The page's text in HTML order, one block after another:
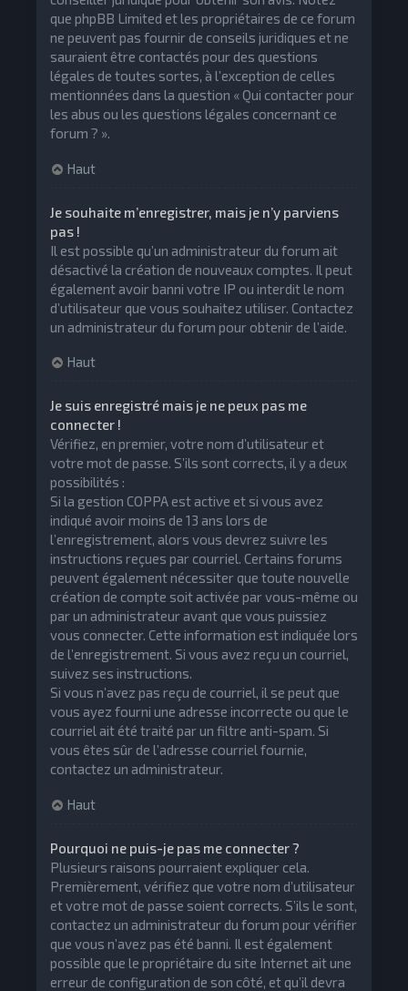
que phpBB Limited et les propriétaires de ce forum
ne peuvent pas fournir de conseils juridiques et ne
sauraient être contactés pour des questions
légales de toutes sortes, à l’exception de celles
mentionnées dans la question « Qui contacter pour
les abus ou les questions légales concernant ce
forum ? ».
Haut
Je souhaite m’enregistrer, mais je n’y parviens
pas !
Il est possible qu’un administrateur du forum ait
désactivé la création de nouveaux comptes. Il peut
également avoir banni votre IP ou interdit le nom
d’utilisateur que vous souhaitez utiliser. Contactez
un administrateur du forum pour obtenir de l’aide.
Haut
Je suis enregistré mais je ne peux pas me
connecter !
Vérifiez, en premier, votre nom d’utilisateur et
votre mot de passe. S’ils sont corrects, il y a deux
possibilités :
Si la gestion COPPA est active et si vous avez
indiqué avoir moins de 13 ans lors de
l’enregistrement, alors vous devrez suivre les
instructions reçues par courriel. Certains forums
peuvent également nécessiter que toute nouvelle
création de compte soit activée par vous-même ou
par un administrateur avant que vous puissiez
vous connecter. Cette information est indiquée lors
de l’enregistrement. Si vous avez reçu un courriel,
suivez ses instructions.
Si vous n’avez pas reçu de courriel, il se peut que
vous ayez fourni une adresse incorrecte ou que le
courriel ait été traité par un filtre anti-spam. Si
vous êtes sûr de l’adresse courriel fournie,
contactez un administrateur.
Haut
Pourquoi ne puis-je pas me connecter ?
Plusieurs raisons pourraient expliquer cela.
Premièrement, vérifiez que votre nom d’utilisateur
et votre mot de passe soient corrects. S’ils le sont,
contactez un administrateur du forum pour vérifier
que vous n’avez pas été banni. Il est également
possible que le propriétaire du site Internet ait une
erreur de configuration de son côté, et qu’il devra